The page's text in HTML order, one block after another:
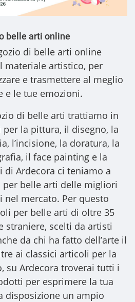
belle arti online
di belle arti online
materiale artistico, per
e trasmettere al meglio
e le tue emozioni.
di belle arti trattiamo in
la pittura, il disegno, la
l’incisione, la doratura, la
il face painting e la
di Ardecora ci teniamo a
belle arti delle migliori
nel mercato. Per questo
per belle arti di oltre 35
straniere, scelti da artisti
da chi ha fatto dell’arte il
ai classici articoli per la
su Ardecora troverai tutti i
per esprimere la tua
disposizione un ampio